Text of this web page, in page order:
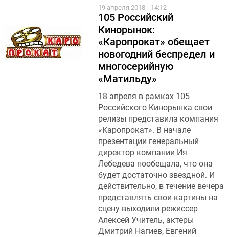
19 апреля 2018 14:12
105 Российский
Кинорынок:
«Каропрокат» обещает
новогодний беспредел и
многосерийную
«Матильду»
18 апреля в рамках 105
Российского Кинорынка свои
релизы представила компания
«Каропрокат». В начале
презентации генеральный
директор компании Ия
Лебедева пообещала, что она
будет достаточно звездной. И
действительно, в течение вечера
представлять свои картины на
сцену выходили режиссер
Алексей Учитель, актеры
Дмитрий Нагиев, Евгений